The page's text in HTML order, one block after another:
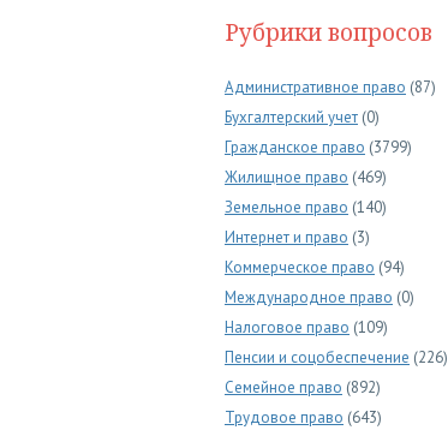
Рубрики вопросов
Административное право (87)
Бухгалтерский учет (0)
Гражданское право (3799)
Жилищное право (469)
Земельное право (140)
Интернет и право (3)
Коммерческое право (94)
Международное право (0)
Налоговое право (109)
Пенсии и соцобеспечение (226)
Семейное право (892)
Трудовое право (643)